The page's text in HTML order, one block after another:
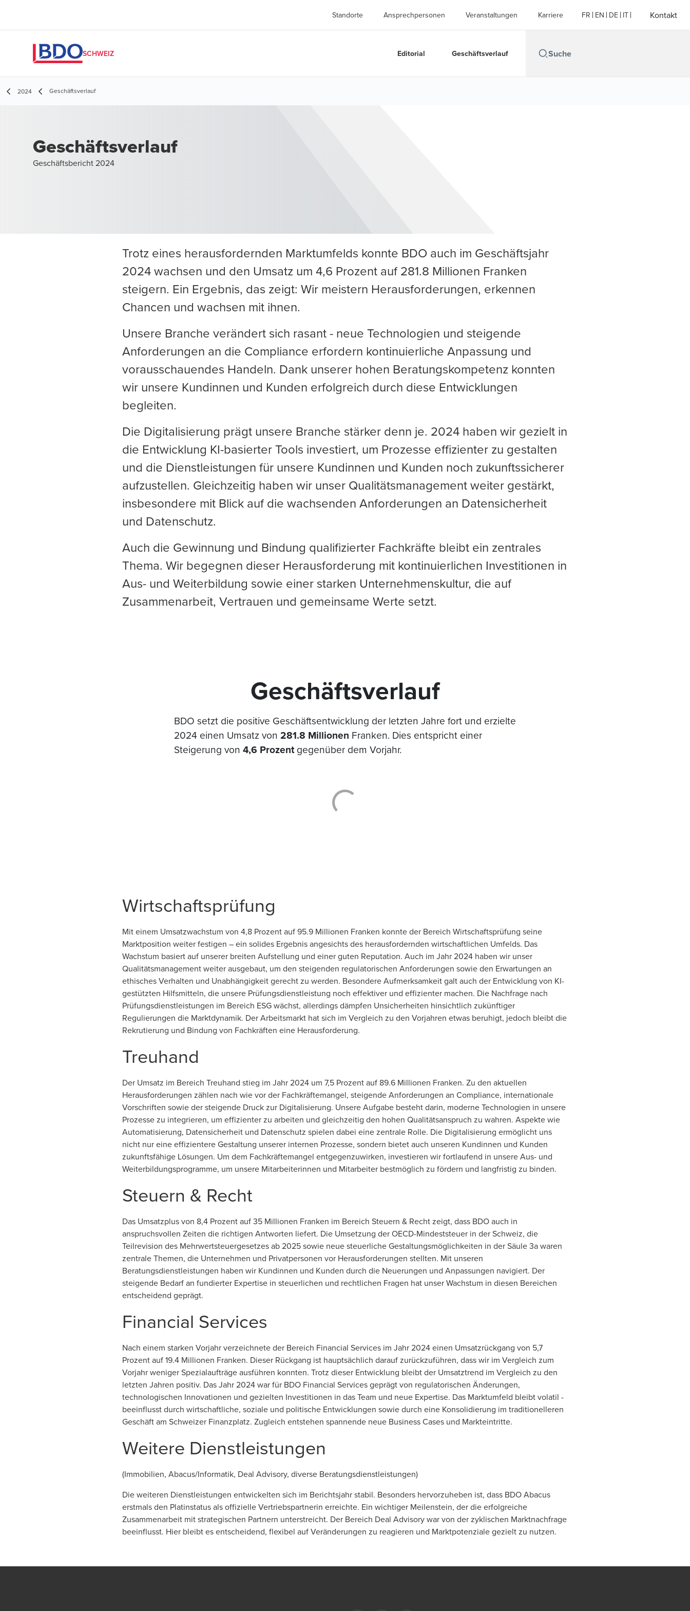
Standorte Ansprechpersonen Veranstaltungen Karriere FR EN DE IT Kontakt
SCHWEIZ Editorial Geschäftsverlauf
2024 Geschäftsverlauf
Geschäftsverlauf
Geschäftsbericht 2024
Trotz eines herausfordernden Marktumfelds konnte BDO auch im Geschäftsjahr
2024 wachsen und den Umsatz um 4,6 Prozent auf 281.8 Millionen Franken
steigern. Ein Ergebnis, das zeigt: Wir meistern Herausforderungen, erkennen
Chancen und wachsen mit ihnen.
Unsere Branche verändert sich rasant - neue Technologien und steigende
Anforderungen an die Compliance erfordern kontinuierliche Anpassung und
vorausschauendes Handeln. Dank unserer hohen Beratungskompetenz konnten
wir unsere Kundinnen und Kunden erfolgreich durch diese Entwicklungen
begleiten.
Die Digitalisierung prägt unsere Branche stärker denn je. 2024 haben wir gezielt in
die Entwicklung KI-basierter Tools investiert, um Prozesse effizienter zu gestalten
und die Dienstleistungen für unsere Kundinnen und Kunden noch zukunftssicherer
aufzustellen. Gleichzeitig haben wir unser Qualitätsmanagement weiter gestärkt,
insbesondere mit Blick auf die wachsenden Anforderungen an Datensicherheit
und Datenschutz.
Auch die Gewinnung und Bindung qualifizierter Fachkräfte bleibt ein zentrales
Thema. Wir begegnen dieser Herausforderung mit kontinuierlichen Investitionen in
Aus- und Weiterbildung sowie einer starken Unternehmenskultur, die auf
Zusammenarbeit, Vertrauen und gemeinsame Werte setzt.
Geschäftsverlauf
BDO setzt die positive Geschäftsentwicklung der letzten Jahre fort und erzielte
2024 einen Umsatz von 281.8 Millionen Franken. Dies entspricht einer
Steigerung von 4,6 Prozentgegenüber dem Vorjahr.
Wirtschaftsprüfung
Mit einem Umsatzwachstum von 4,8 Prozent auf 95.9 Millionen Franken konnte der Bereich Wirtschaftsprüfung seine
Marktposition weiter festigen – ein solides Ergebnis angesichts des herausfordernden wirtschaftlichen Umfelds. Das
Wachstum basiert auf unserer breiten Aufstellung und einer guten Reputation. Auch im Jahr 2024 haben wir unser
Qualitätsmanagement weiter ausgebaut, um den steigenden regulatorischen Anforderungen sowie den Erwartungen an
ethisches Verhalten und Unabhängigkeit gerecht zu werden. Besondere Aufmerksamkeit galt auch der Entwicklung von KI-
gestützten Hilfsmitteln, die unsere Prüfungsdienstleistung noch effektiver und effizienter machen. Die Nachfrage nach
Prüfungsdienstleistungen im Bereich ESG wächst, allerdings dämpfen Unsicherheiten hinsichtlich zukünftiger
Regulierungen die Marktdynamik. Der Arbeitsmarkt hat sich im Vergleich zu den Vorjahren etwas beruhigt, jedoch bleibt die
Rekrutierung und Bindung von Fachkräften eine Herausforderung.
Treuhand
Der Umsatz im Bereich Treuhand stieg im Jahr 2024 um 7,5 Prozent auf 89.6 Millionen Franken. Zu den aktuellen
Herausforderungen zählen nach wie vor der Fachkräftemangel, steigende Anforderungen an Compliance, internationale
Vorschriften sowie der steigende Druck zur Digitalisierung. Unsere Aufgabe besteht darin, moderne Technologien in unsere
Prozesse zu integrieren, um effizienter zu arbeiten und gleichzeitig den hohen Qualitätsanspruch zu wahren. Aspekte wie
Automatisierung, Datensicherheit und Datenschutz spielen dabei eine zentrale Rolle. Die Digitalisierung ermöglicht uns
nicht nur eine effizientere Gestaltung unserer internen Prozesse, sondern bietet auch unseren Kundinnen und Kunden
zukunftsfähige Lösungen. Um dem Fachkräftemangel entgegenzuwirken, investieren wir fortlaufend in unsere Aus- und
Weiterbildungsprogramme, um unsere Mitarbeiterinnen und Mitarbeiter bestmöglich zu fördern und langfristig zu binden.
Steuern & Recht
Das Umsatzplus von 8,4 Prozent auf 35 Millionen Franken im Bereich Steuern & Recht zeigt, dass BDO auch in
anspruchsvollen Zeiten die richtigen Antworten liefert. Die Umsetzung der OECD-Mindeststeuer in der Schweiz, die
Teilrevision des Mehrwertsteuergesetzes ab 2025 sowie neue steuerliche Gestaltungsmöglichkeiten in der Säule 3a waren
zentrale Themen, die Unternehmen und Privatpersonen vor Herausforderungen stellten. Mit unseren
Beratungsdienstleistungen haben wir Kundinnen und Kunden durch die Neuerungen und Anpassungen navigiert. Der
steigende Bedarf an fundierter Expertise in steuerlichen und rechtlichen Fragen hat unser Wachstum in diesen Bereichen
entscheidend geprägt.
Financial Services
Nach einem starken Vorjahr verzeichnete der Bereich Financial Services im Jahr 2024 einen Umsatzrückgang von 5,7
Prozent auf 19.4 Millionen Franken. Dieser Rückgang ist hauptsächlich darauf zurückzuführen, dass wir im Vergleich zum
Vorjahr weniger Spezialaufträge ausführen konnten. Trotz dieser Entwicklung bleibt der Umsatztrend im Vergleich zu den
letzten Jahren positiv. Das Jahr 2024 war für BDO Financial Services geprägt von regulatorischen Änderungen,
technologischen Innovationen und gezielten Investitionen in das Team und neue Expertise. Das Marktumfeld bleibt volatil -
beeinflusst durch wirtschaftliche, soziale und politische Entwicklungen sowie durch eine Konsolidierung im traditionelleren
Geschäft am Schweizer Finanzplatz. Zugleich entstehen spannende neue Business Cases und Markteintritte.
Weitere Dienstleistungen
(Immobilien, Abacus/Informatik, Deal Advisory, diverse Beratungsdienstleistungen)
Die weiteren Dienstleistungen entwickelten sich im Berichtsjahr stabil. Besonders hervorzuheben ist, dass BDO Abacus
erstmals den Platinstatus als offizielle Vertriebspartnerin erreichte. Ein wichtiger Meilenstein, der die erfolgreiche
Zusammenarbeit mit strategischen Partnern unterstreicht. Der Bereich Deal Advisory war von der zyklischen Marktnachfrage
beeinflusst. Hier bleibt es entscheidend, flexibel auf Veränderungen zu reagieren und Marktpotenziale gezielt zu nutzen.